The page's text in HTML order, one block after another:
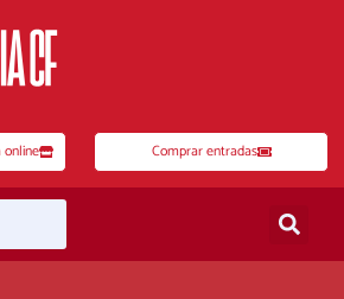
online Comprar entradas